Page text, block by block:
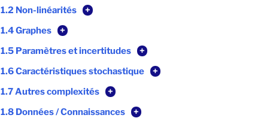
1.2 Non-linéarités
+
1.4 Graphes
+
1.5 Paramètres et incertitudes
+
1.6 Caractéristiques stochastique
+
1.7 Autres complexités
+
1.8 Données / Connaissances
+